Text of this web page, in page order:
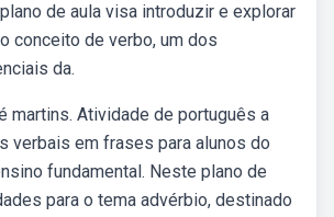
de aula visa introduzir e explorar
conceito de verbo, um dos
da.
martins. Atividade de português a
verbais em frases para alunos do
fundamental. Neste plano de
para o tema advérbio, destinado